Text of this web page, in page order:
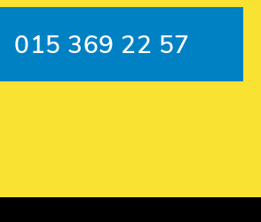
015 369 22 57